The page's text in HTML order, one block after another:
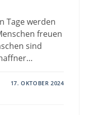
Tage werden
freuen
sind
17. OKTOBER 2024